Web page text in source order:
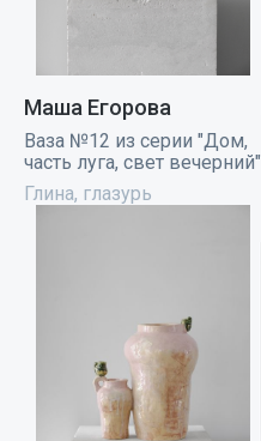
Маша Егорова
Ваза №12 из серии "Дом,
часть луга, свет вечерний"
Глина, глазурь